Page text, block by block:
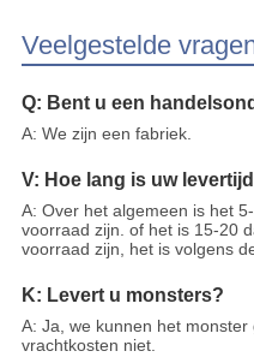
Veelgestelde
Q: Bent u een
A: We zijn een fabriek.
V: Hoe lang is uw
A: Over het algemeen is het
voorraad zijn. of het is 15-20
voorraad zijn, het is volgens
K: Levert u monsters?
A: Ja, we kunnen het
vrachtkosten niet.